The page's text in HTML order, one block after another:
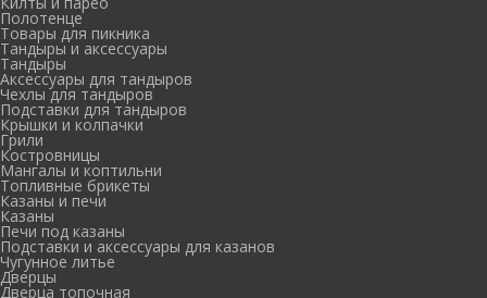
Полотенце
Товары для пикника
Тандыры и аксессуары
Тандыры
Аксессуары для тандыров
Чехлы для тандыров
Подставки для тандыров
Крышки и колпачки
Грили
Костровницы
Мангалы и коптильни
Топливные брикеты
Казаны и печи
Казаны
Печи под казаны
Подставки и аксессуары для казанов
Чугунное литье
Дверцы
Дверца топочная